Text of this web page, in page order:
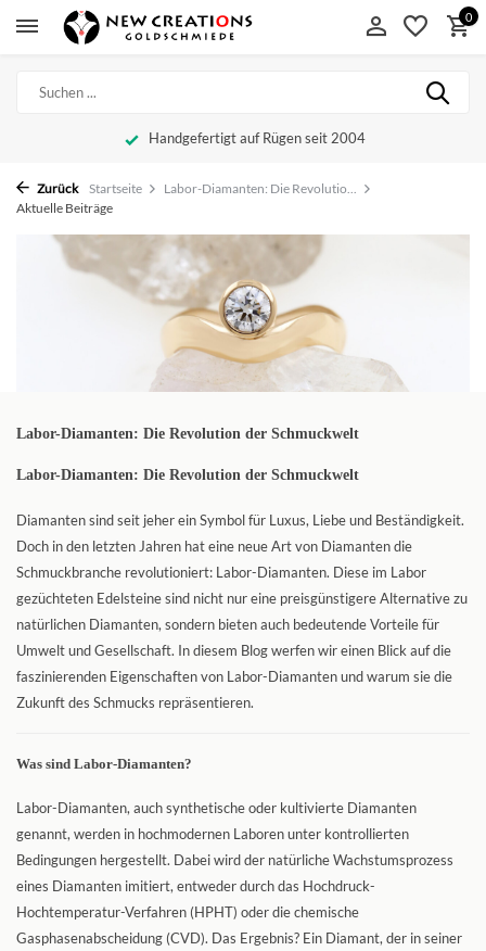
0
Handgefertigt auf Rügen seit 2004
Zurück Startseite
Labor-Diamanten: Die Revolutio...
Aktuelle Beiträge
Labor-Diamanten: Die Revolution der Schmuckwelt
Labor-Diamanten: Die Revolution der Schmuckwelt
Diamanten sind seit jeher ein Symbol für Luxus, Liebe und Beständigkeit.
Doch in den letzten Jahren hat eine neue Art von Diamanten die
Schmuckbranche revolutioniert: Labor-Diamanten. Diese im Labor
gezüchteten Edelsteine sind nicht nur eine preisgünstigere Alternative zu
natürlichen Diamanten, sondern bieten auch bedeutende Vorteile für
Umwelt und Gesellschaft. In diesem Blog werfen wir einen Blick auf die
faszinierenden Eigenschaften von Labor-Diamanten und warum sie die
Zukunft des Schmucks repräsentieren.
Was sind Labor-Diamanten?
Labor-Diamanten, auch synthetische oder kultivierte Diamanten
genannt, werden in hochmodernen Laboren unter kontrollierten
Bedingungen hergestellt. Dabei wird der natürliche Wachstumsprozess
eines Diamanten imitiert, entweder durch das Hochdruck-
Hochtemperatur-Verfahren (HPHT) oder die chemische
Gasphasenabscheidung (CVD). Das Ergebnis? Ein Diamant, der in seiner